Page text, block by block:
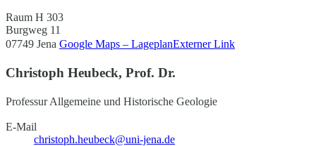
Raum H 303
Burgweg 11
07749 Jena Google Maps – LageplanExterner Link
Christoph Heubeck, Prof. Dr.
Professur Allgemeine und Historische Geologie
E-Mail
christoph.heubeck@uni-jena.de